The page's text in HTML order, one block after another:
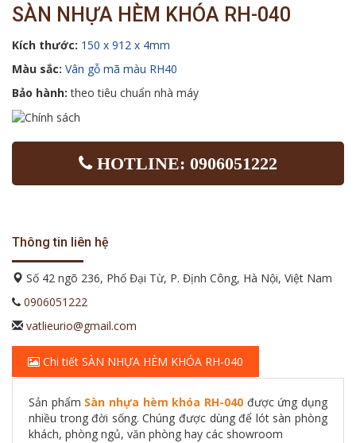
SÀN NHỰA HÈM KHÓA RH-040
Kích thước: 150 x 912 x 4mm
Màu sắc: Vân gỗ mã màu RH40
Bảo hành:theo tiêu chuẩn nhà máy
HOTLINE: 0906051222
Thông tin liên hệ
Số 42 ngõ 236, Phố Đại Từ, P. Định Công, Hà Nội, Việt Nam
0906051222
vatlieurio@gmail.com
Chi tiết SÀN NHỰA HÈM KHÓA RH-040
Sản phẩm Sàn nhựa hèm khóa RH-040 được ứng dụng
nhiều trong đời sống. Chúng được dùng để lót sàn phòng
khách, phòng ngủ, văn phòng hay các showroom